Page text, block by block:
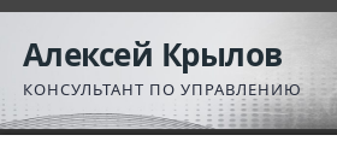
Алексей Крылов
КОНСУЛЬТАНТ ПО УПРАВЛЕНИЮ